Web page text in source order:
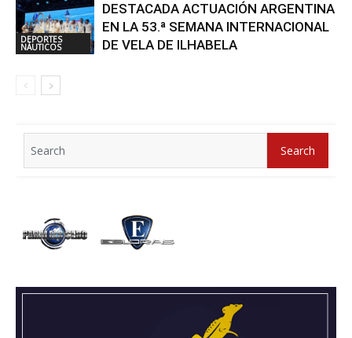
DEPORTES
NÁUTICOS
DESTACADA ACTUACIÓN ARGENTINA
EN LA 53.ª SEMANA INTERNACIONAL
DE VELA DE ILHABELA
for:
Search